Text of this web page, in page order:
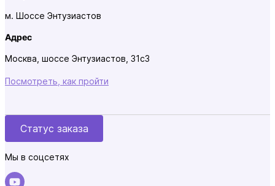
м. Шоссе Энтузиастов
Адрес
Москва, шоссе Энтузиастов, 31с3
Посмотреть, как пройти
Статус заказа
Мы в соцсетях